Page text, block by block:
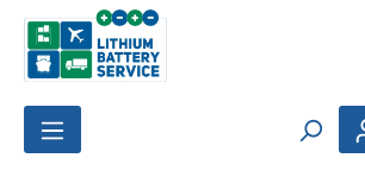
Zum Hauptinhalt springen